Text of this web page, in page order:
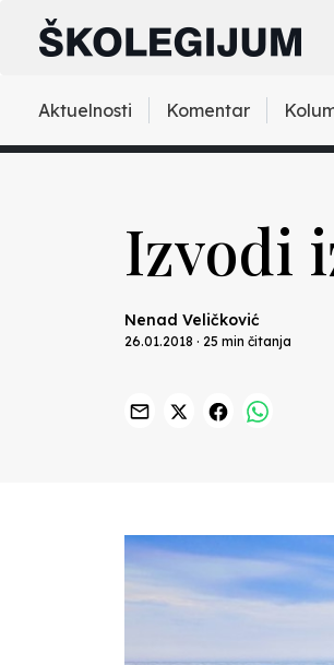
Aktuelnosti Komentar
Izvodi
Nenad Veličković
26.01.2018 · 25 min čitanja